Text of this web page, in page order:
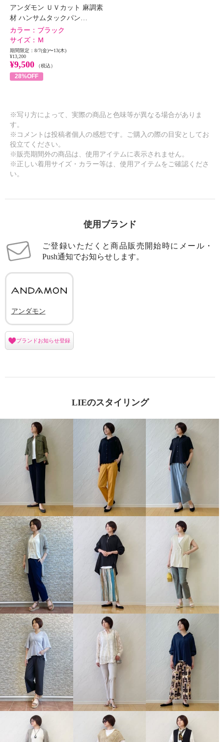
アンダモン ＵＶカット 麻調素
材 ハンサムタックパン…
カラー： ブラック
サイズ： Ｍ
期間限定：8/7(金)〜13(木)
¥13,200
¥9,500 （税込）
28%OFF
※写り方によって、実際の商品と色味等が異なる場合がありま
す。
※コメントは投稿者個人の感想です。ご購入の際の目安としてお
役立てください。
※販売期間外の商品は、使用アイテムに表示されません。
※正しい着用サイズ・カラー等は、使用アイテムをご確認くださ
い。
使用ブランド
ご登録いただくと商品販売開始時にメール・
Push通知でお知らせします。
アンダモン
ブランドお知らせ登録
LIEのスタイリング